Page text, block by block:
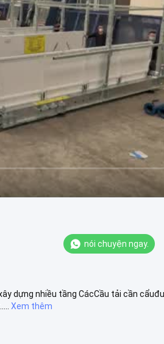
nói chuyện ngay.
dựng nhiều tầng CácCầu tải cần
Xem thêm